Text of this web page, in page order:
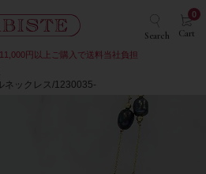
Search Cart
0
円以上ご購入で送料当社負担
ネックレス/1230035-